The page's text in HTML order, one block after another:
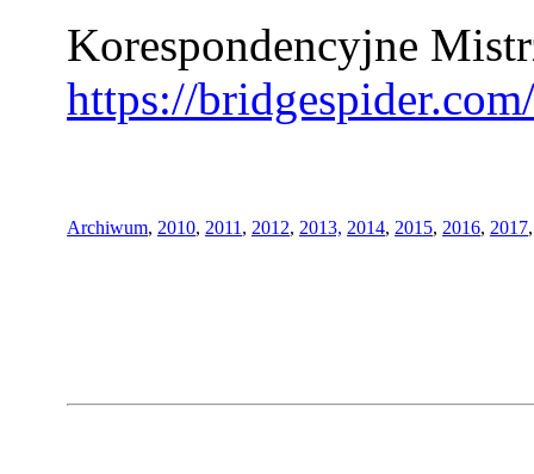
Korespondencyjne
https://
Archiwum, 2010, 2011 , 2012, 2013, 2014, 2015, 2016, 2017